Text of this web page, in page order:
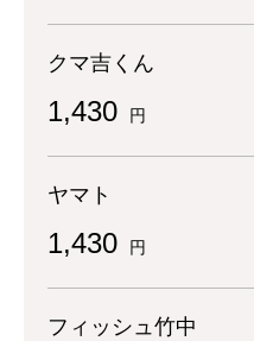
クマ吉くん
1,430 円
ヤマト
1,430 円
フィッシュ竹中